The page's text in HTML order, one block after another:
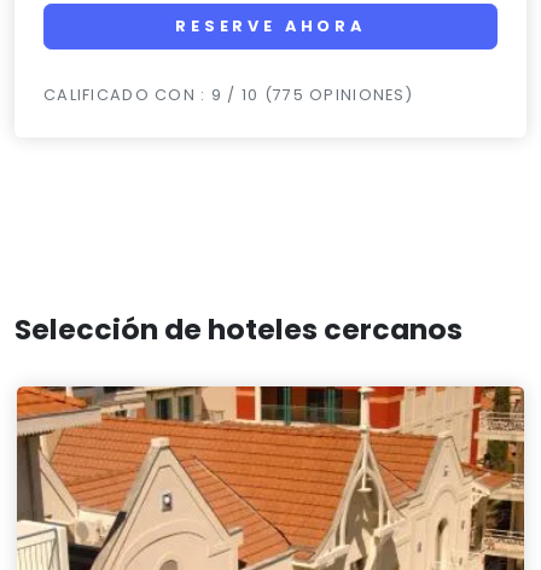
RESERVE AHORA
CALIFICADO CON : 9 / 10 (775 OPINIONES)
Selección de hoteles cercanos